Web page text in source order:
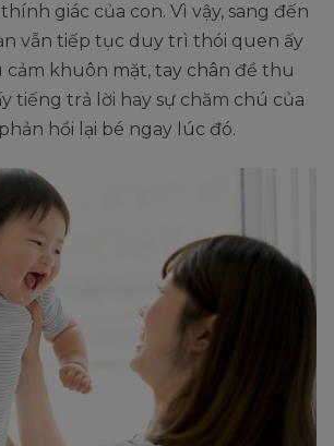
giác của con. Vì vậy, sang đến
vẫn tiếp tục duy trì thói quen ấy
cảm khuôn mặt, tay chân đề thu
tiếng trả lời hay sự chăm chú của
hồi lại bé ngay lúc đó.